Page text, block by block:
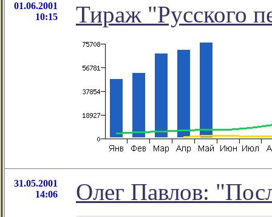
01.06.2001
10:15
Тираж "Русского
31.05.2001
14:06
Олег Павлов: